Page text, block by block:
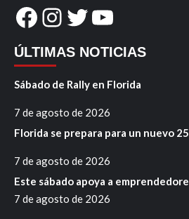
Facebook
Instagram
Twitter
YouTube
ÚLTIMAS NOTICIAS
Sábado de Rally en Florida
7 de agosto de 2026
Florida se prepara para un nuevo
7 de agosto de 2026
Este sábado apoya a
7 de agosto de 2026